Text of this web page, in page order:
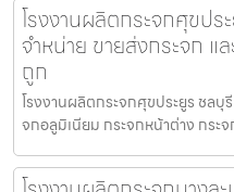
โรงงานผลิตกระจกศุขปร
จำหน่าย ขายส่งกระจก
ถูก
โรงงานผลิตกระจกศุขประยูร ชลบุ
จกอลูมิเนียม กระจกหน้าต่าง กระ